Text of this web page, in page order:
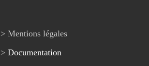
> Mentions légales
> Documentation